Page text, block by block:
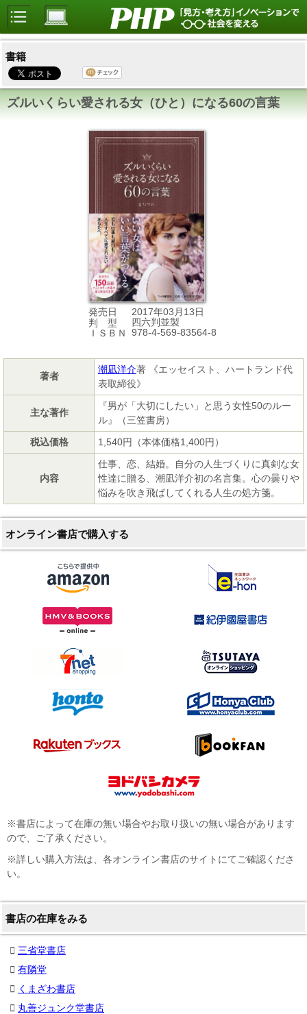
書籍
ズルいくらい愛される女（ひと）になる60の言葉
発売日
2017年03月13日
判 型
四六判並製
ＩＳＢＮ
978-4-569-83564-8
著者
潮凪洋介著 《エッセイスト、ハートランド代
表取締役》
主な著作
『男が「大切にしたい」と思う女性50のルー
ル』（三笠書房）
税込価格
1,540円（本体価格1,400円）
内容
仕事、恋、結婚。自分の人生づくりに真剣な女
性達に贈る、潮凪洋介初の名言集。心の曇りや
悩みを吹き飛ばしてくれる人生の処方箋。
オンライン書店で購入する
※書店によって在庫の無い場合やお取り扱いの無い場合があります
ので、ご了承ください。
※詳しい購入方法は、各オンライン書店のサイトにてご確認くださ
い。
書店の在庫をみる
三省堂書店
有隣堂
くまざわ書店
丸善ジュンク堂書店